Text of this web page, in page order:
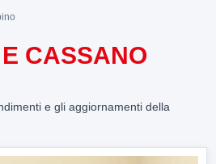
CASSANO
e gli aggiornamenti della